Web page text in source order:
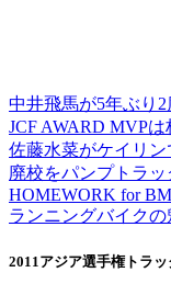
中井飛馬が5年ぶり
JCF AWARD MVP
佐藤水菜がケイリ
廃校をパンプトラ
HOMEWORK for
ランニングバイク
2011アジア選手権トラ